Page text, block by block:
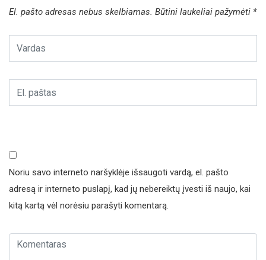
El. pašto adresas nebus skelbiamas. Būtini laukeliai pažymėti *
Noriu savo interneto naršyklėje išsaugoti vardą, el. pašto
adresą ir interneto puslapį, kad jų nebereiktų įvesti iš naujo, kai
kitą kartą vėl norėsiu parašyti komentarą.